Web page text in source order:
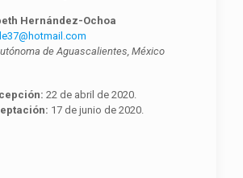
Hernández-Ochoa
de Aguascalientes, México
22 de abril de 2020.
17 de junio de 2020.